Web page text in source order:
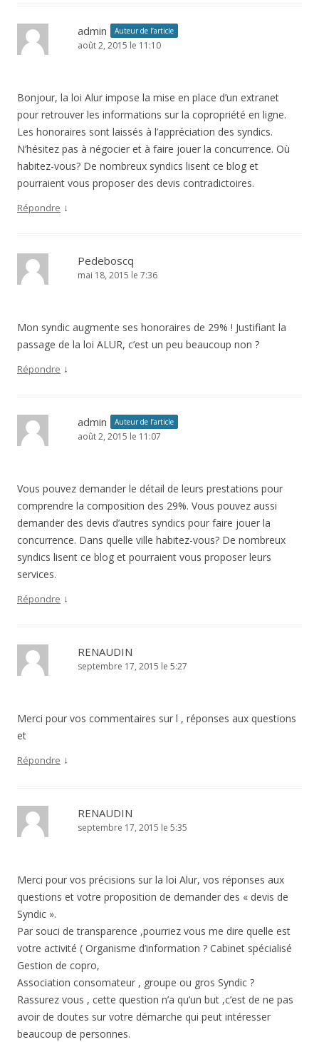
admin Auteur de l’article
août 2, 2015 le 11:10
Bonjour, la loi Alur impose la mise en place d’un extranet
pour retrouver les informations sur la copropriété en ligne.
Les honoraires sont laissés à l’appréciation des syndics.
N’hésitez pas à négocier et à faire jouer la concurrence. Où
habitez-vous? De nombreux syndics lisent ce blog et
pourraient vous proposer des devis contradictoires.
Répondre ↓
Pedeboscq
mai 18, 2015 le 7:36
Mon syndic augmente ses honoraires de 29% ! Justifiant la
passage de la loi ALUR, c’est un peu beaucoup non ?
Répondre ↓
admin Auteur de l’article
août 2, 2015 le 11:07
Vous pouvez demander le détail de leurs prestations pour
comprendre la composition des 29%. Vous pouvez aussi
demander des devis d’autres syndics pour faire jouer la
concurrence. Dans quelle ville habitez-vous? De nombreux
syndics lisent ce blog et pourraient vous proposer leurs
services.
Répondre ↓
RENAUDIN
septembre 17, 2015 le 5:27
Merci pour vos commentaires sur l , réponses aux questions
et
Répondre ↓
RENAUDIN
septembre 17, 2015 le 5:35
Merci pour vos précisions sur la loi Alur, vos réponses aux
questions et votre proposition de demander des « devis de
Syndic ».
Par souci de transparence ,pourriez vous me dire quelle est
votre activité ( Organisme d’information ? Cabinet spécialisé
Gestion de copro,
Association consomateur , groupe ou gros Syndic ?
Rassurez vous , cette question n’a qu’un but ,c’est de ne pas
avoir de doutes sur votre démarche qui peut intéresser
beaucoup de personnes.